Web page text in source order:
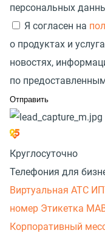
персональных
Я согласен на
о продуктах и
новостях,
по
Круглосуточно
Телефония для
Виртуальная АТС
номер Этикетка
Корпоративный